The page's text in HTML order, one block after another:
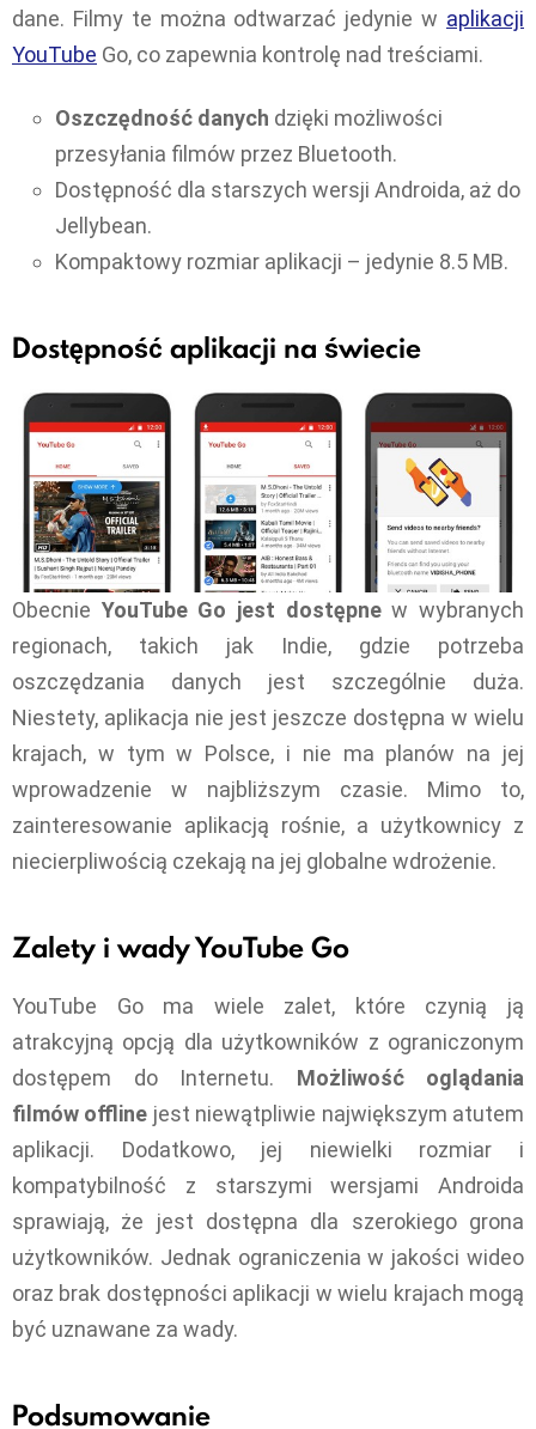
dane. Filmy te można odtwarzać jedynie w aplikacji
YouTube Go, co zapewnia kontrolę nad treściami.
Oszczędność danych dzięki możliwości
przesyłania filmów przez Bluetooth.
Dostępność dla starszych wersji Androida, aż do
Jellybean.
Kompaktowy rozmiar aplikacji – jedynie 8.5 MB.
Dostępność aplikacji na świecie
Obecnie YouTube Go jest dostępnew wybranych
regionach, takich jak Indie, gdzie potrzeba
oszczędzania danych jest szczególnie duża.
Niestety, aplikacja nie jest jeszcze dostępna w wielu
krajach, w tym w Polsce, i nie ma planów na jej
wprowadzenie w najbliższym czasie. Mimo to,
zainteresowanie aplikacją rośnie, a użytkownicy z
niecierpliwością czekają na jej globalne wdrożenie.
Zalety i wady YouTube Go
YouTube Go ma wiele zalet, które czynią ją
atrakcyjną opcją dla użytkowników z ograniczonym
dostępem do Internetu. Możliwość oglądania
filmów offline jest niewątpliwie największym atutem
aplikacji. Dodatkowo, jej niewielki rozmiar i
kompatybilność z starszymi wersjami Androida
sprawiają, że jest dostępna dla szerokiego grona
użytkowników. Jednak ograniczenia w jakości wideo
oraz brak dostępności aplikacji w wielu krajach mogą
być uznawane za wady.
Podsumowanie